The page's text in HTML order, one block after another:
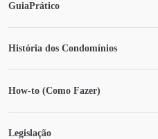
GuiaPrático
História dos Condomínios
How-to (Como Fazer)
Legislação